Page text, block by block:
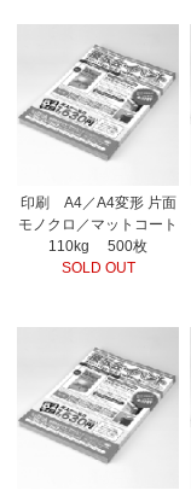
印刷 A4／A4変形 片面
モノクロ／マットコート
110kg 500枚
SOLD OUT